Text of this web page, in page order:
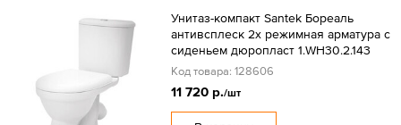
Унитаз-компакт Santek Бореаль
антивсплеск 2х режимная арматура с
сиденьем дюропласт 1.WH30.2.143
Код товара: 128606
11 720 р./шт